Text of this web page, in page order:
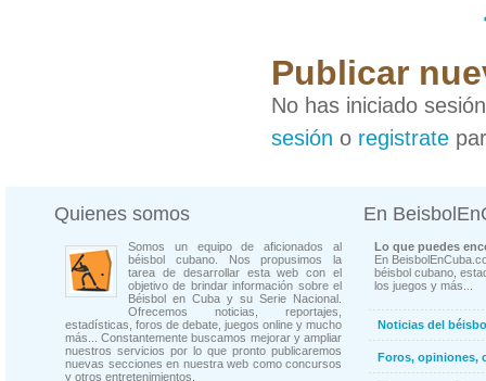
Publicar
No has iniciado
sesión o registrate
Quienes somos
Somos un equipo de aficionados al
béisbol cubano. Nos propusimos la
tarea de desarrollar esta web con el
objetivo de brindar información sobre el
Béisbol en Cuba y su Serie Nacional.
Ofrecemos noticias, reportajes,
estadísticas, foros de debate, juegos online y mucho
más... Constantemente buscamos mejorar y ampliar
nuestros servicios por lo que pronto publicaremos
nuevas secciones en nuestra web como concursos
y otros entretenimientos.
En
Lo que puedes
En
béisbol cubano,
los juegos y más...
Noticias del
Foros, opiniones,